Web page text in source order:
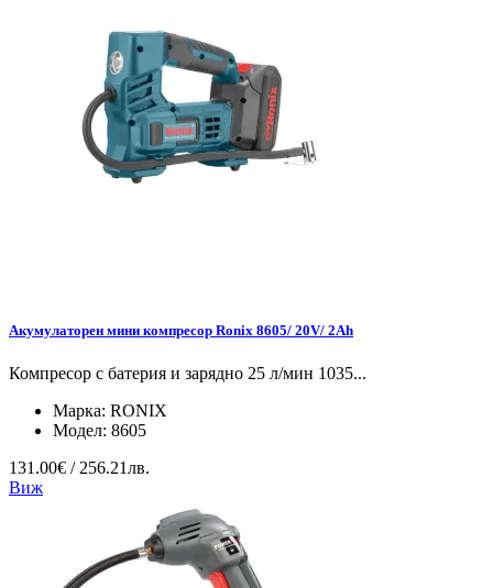
Акумулаторен мини компресор Ronix 8605/ 20V/ 2Ah
Компресор с батерия и зарядно 25 л/мин 1035...
Марка: RONIX
Модел: 8605
131.00€ / 256.21лв.
Виж